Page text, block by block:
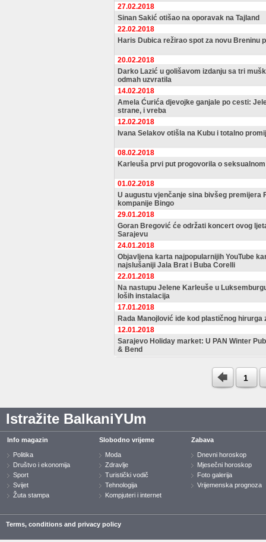
27.02.2018
Sinan Sakić otišao na oporavak na Tajland
22.02.2018
Haris Dubica režirao spot za novu Breninu
20.02.2018
Darko Lazić u golišavom izdanju sa tri
odmah uzvratila
14.02.2018
Amela Ćurića djevojke ganjale po cesti:
strane, i vreba
12.02.2018
Ivana Selakov otišla na Kubu i totalno
08.02.2018
Karleuša prvi put progovorila o
01.02.2018
U augustu vjenčanje sina bivšeg premijera
kompanije Bingo
29.01.2018
Goran Bregović će održati koncert ovog
Sarajevu
24.01.2018
Objavljena karta najpopularnijih YouTube
najslušaniji Jala Brat i Buba Corelli
22.01.2018
Na nastupu Jelene Karleuše u
loših instalacija
17.01.2018
Rada Manojlović ide kod plastičnog hirurga
12.01.2018
Sarajevo Holiday market: U PAN Winter
& Bend
1
Istražite BalkaniYUm
Info magazin
Politika
Društvo i ekonomija
Sport
Svijet
Žuta stampa
Slobodno vrijeme
Moda
Zdravlje
Turistički vodič
Tehnologija
Kompjuteri i internet
Zabava
Dnevni horoskop
Mjesečni horoskop
Foto galerija
Vrijemenska prognoza
Terms, conditions and privacy policy